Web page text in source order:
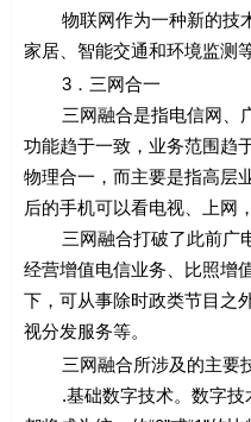
物联网作为一种新的技术
家居、智能交通和环境监测
3．三网合一
三网融合是指电信网、广
功能趋于一致，业务范围趋
物理合一，而主要是指高层
后的手机可以看电视、上网
三网融合打破了此前广电
经营增值电信业务、比照增
下，可从事除时政类节目之
视分发服务等。
三网融合所涉及的主要
.基础数字技术。数字技术